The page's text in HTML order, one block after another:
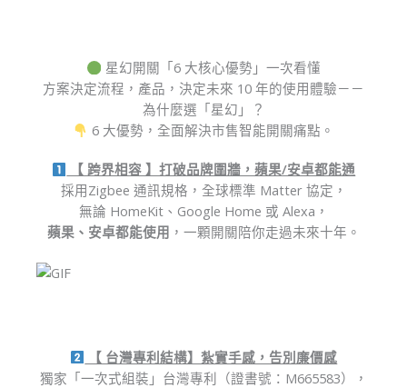
星幻開關 「6 大核心優勢」 一次看懂
方案決定流程，產品，決定未來 10 年的使用體驗－－
為什麼選「星幻」？
6 大優勢，全面解決市售智能開關痛點。
【 跨界相容 】打破品牌圍牆，蘋果/安卓都能通
採用Zigbee 通訊規格，全球標準 Matter 協定，
無論 HomeKit、Google Home 或 Alexa，
蘋果、安卓都能使用 ，一顆開關陪你走過未來十年。
【 台灣專利結構】紮實手感，告別廉價感
獨家「一次式組裝」台灣專利（證書號：M665583），